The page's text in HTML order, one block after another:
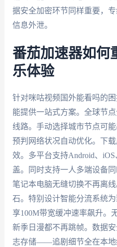
据安全加密环节同样重要，
信息外泄。
番茄加速器如何
乐体验
针对咪咕视频国外能看吗的困
能提供一站式方案。全球节
线路。手动选择城市节点可
预判网络状况自动优化。下
效。多平台支持Android、iOS
盖。同时支持一人多端设备
笔记本电脑无缝切换不再离
石。特别设计智能分流系统
享100M带宽缓冲速率飙升。
新季日漫都不再跳帧。数据
志存储——追剧细节全在本地